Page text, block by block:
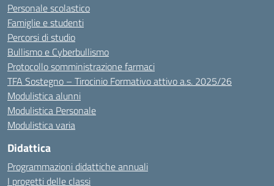
Personale scolastico
Famiglie e studenti
Percorsi di studio
Bullismo e Cyberbullismo
Protocollo somministrazione farmaci
TFA Sostegno – Tirocinio Formativo attivo a.s. 2025/26
Modulistica alunni
Modulistica Personale
Modulistica varia
Didattica
Programmazioni didattiche annuali
I progetti delle classi